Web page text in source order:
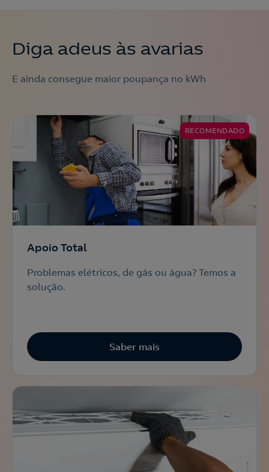
Diga adeus às avarias
E ainda consegue maior poupança no kWh
Apoio Total
Problemas elétricos, de gás ou água? Temos a
solução.
Saber mais
RECOMENDADO